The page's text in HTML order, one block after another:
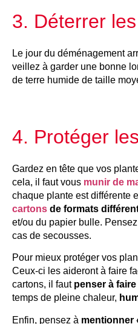
3. Déterrer
Le jour du déménagement
veillez à garder une bonne
de terre humide de taille
4. Protéger
Gardez en tête que vos
cela, il faut vous munir de
chaque plante est différente
cartons de formats
et/ou du papier bulle.
cas de secousses.
Pour mieux protéger vos
Ceux-ci les aideront à faire
cartons, il faut penser à
temps de pleine chaleur,
Enfin, pensez à mentionner